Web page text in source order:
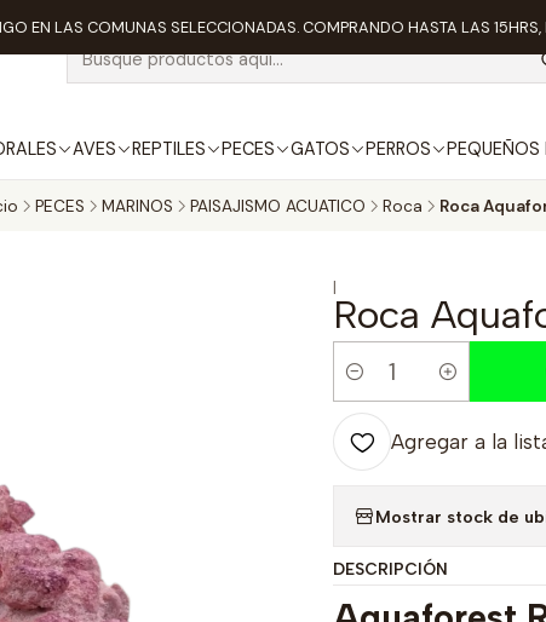
AVES REPTILES PECES GATOS PERROS PEQUEÑOS
EN LAS COMUNAS SELECCIONADAS. COMPRANDO HASTA LAS
PECES MARINOS PAISAJISMO ACUATICO Roca Roca
|
Roca
Cantidad
Agregar a la
Mostrar stock de
DESCRIPCIÓN